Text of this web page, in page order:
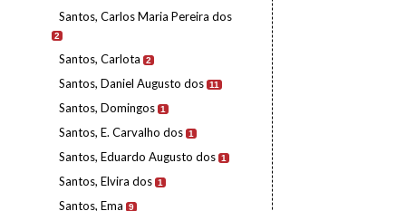
Santos, Carlos Maria Pereira dos
2
Santos, Carlota 2
Santos, Daniel Augusto dos 11
Santos, Domingos 1
Santos, E. Carvalho dos 1
Santos, Eduardo Augusto dos 1
Santos, Elvira dos 1
Santos, Ema 9